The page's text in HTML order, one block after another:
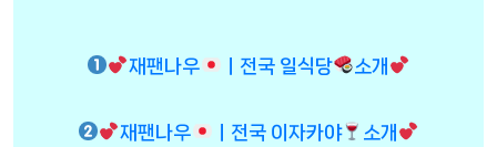
재팬나우 ㅣ전국 일식당 소개
재팬나우 ㅣ전국 이자카야 소개